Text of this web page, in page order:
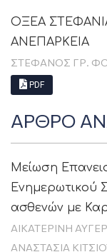
ΟΞΕΑ
ΑΝΕΠΑΡΚΕΙΑ
ΣΤΈΦΑΝΟΣ ΓΡ.
PDF
ΑΡΘΡΟ
Μείωση
Ενημερωτικού
ασθενών με
ΑΙΚΑΤΕΡΊΝΗ
ΑΝΑΣΤΑΣΊΑ